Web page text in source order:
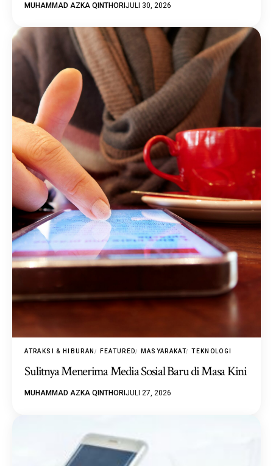
MUHAMMAD AZKA QINTHORIJULI 30, 2026
ATRAKSI & HIBURAN FEATURED MASYARAKAT TEKNOLOGI
Sulitnya Menerima Media Sosial Baru di Masa Kini
MUHAMMAD AZKA QINTHORIJULI 27, 2026